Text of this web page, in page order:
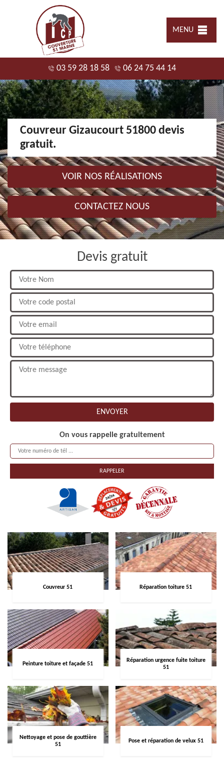
MENU
03 59 28 18 58 06 24 75 44 14
Couvreur Gizaucourt 51800 devis
gratuit.
VOIR NOS RÉALISATIONS
CONTACTEZ NOUS
Devis gratuit
On vous rappelle gratuitement
Couvreur 51 Réparation toiture 51
Peinture toiture et façade 51
Réparation urgence fuite toiture
51
Nettoyage et pose de gouttière
51
Pose et réparation de velux 51